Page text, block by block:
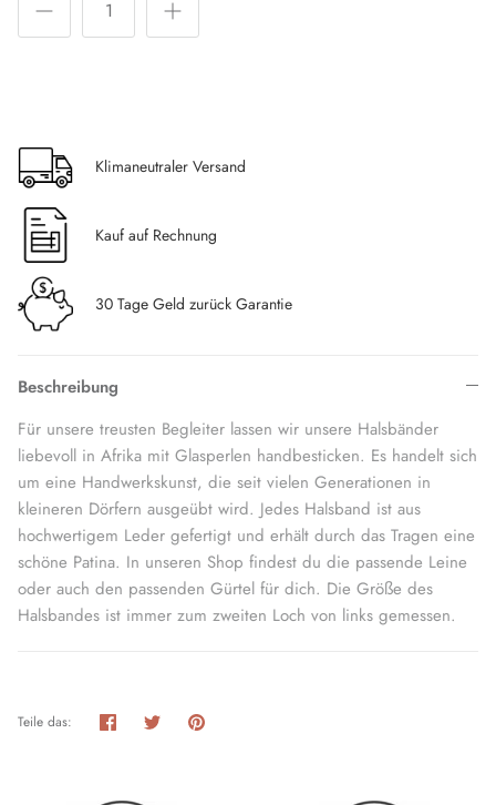
Klimaneutraler Versand
Kauf auf Rechnung
30 Tage Geld zurück Garantie
Beschreibung
Für unsere treusten Begleiter lassen wir unsere Halsbänder
liebevoll in Afrika mit Glasperlen handbesticken. Es handelt sich
um eine Handwerkskunst, die seit vielen Generationen in
kleineren Dörfern ausgeübt wird. Jedes Halsband ist aus
hochwertigem Leder gefertigt und erhält durch das Tragen eine
schöne Patina. In unseren Shop findest du die passende Leine
oder auch den passenden Gürtel für dich. Die Größe des
Halsbandes ist immer zum zweiten Loch von links gemessen.
Teile das: TeilenTwitternPinnen